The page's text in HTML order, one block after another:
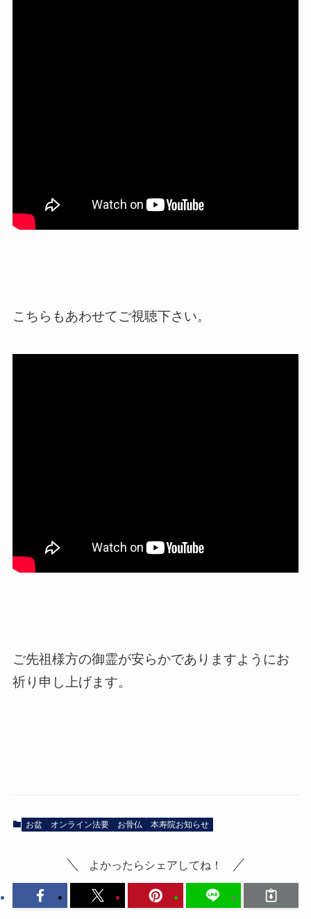
こちらもあわせてご視聴下さい。
ご先祖様方の御霊が安らかでありますようにお
祈り申し上げます。
お盆 オンライン法要 お骨仏 本寿院お知らせ
よかったらシェアしてね！